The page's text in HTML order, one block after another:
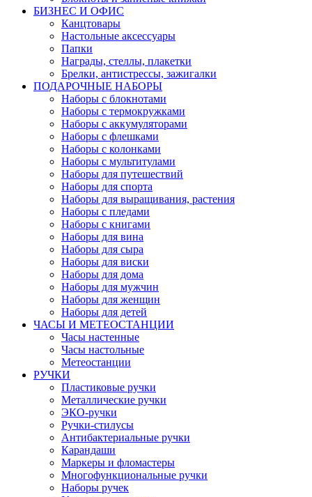
БИЗНЕС И ОФИС
Канцтовары
Настольные аксессуары
Папки
Награды, стеллы, плакетки
Брелки, антистрессы, зажигалки
ПОДАРОЧНЫЕ НАБОРЫ
Наборы с блокнотами
Наборы с термокружками
Наборы с аккумуляторами
Наборы с флешками
Наборы с колонками
Наборы с мультитулами
Наборы для путешествий
Наборы для спорта
Наборы для выращивания, растения
Наборы с пледами
Наборы с книгами
Наборы для вина
Наборы для сыра
Наборы для виски
Наборы для дома
Наборы для мужчин
Наборы для женщин
Наборы для детей
ЧАСЫ И МЕТЕОСТАНЦИИ
Часы настенные
Часы настольные
Метеостанции
РУЧКИ
Пластиковые ручки
Металлические ручки
ЭКО-ручки
Ручки-стилусы
Антибактериальные ручки
Карандаши
Маркеры и фломастеры
Многофункциональные ручки
Наборы ручек